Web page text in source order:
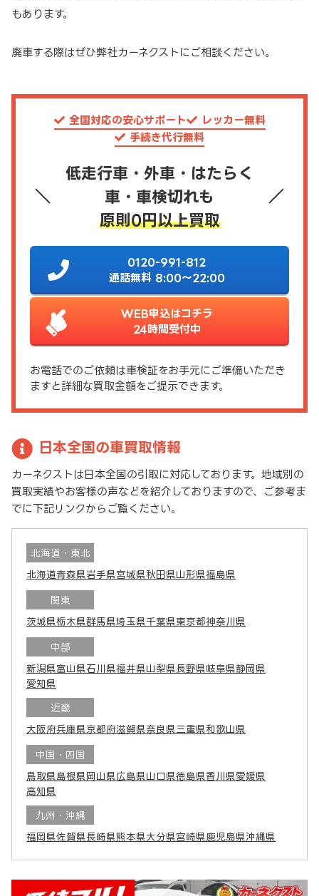
もあります。
廃車する際はぜひ弊社カーネクストにご相談ください。
全国対応の安心サポート
レッカー無料
手続き代行無料
低走行車・外車・はたらく
車・車検切れも
原則0円以上買取
0120-991-812
通話無料 8:00～22:00
WEB申込はコチラ
24時間受付中
お電話でのご依頼は車検証をお手元にご準備いただき
ますと詳細な買取金額をご提示できます。
日本全国の車買取情報
カーネクストは日本全国の引取に対応しております。地域別の
買取実績やお客様の声などを紹介しておりますので、ご参考ま
でに下記リンクからご覧ください。
北海道・東北
北海道青森県岩手県宮城県秋田県山形県福島県
関東
茨城県栃木県群馬県埼玉県千葉県東京都神奈川県
中部
新潟県富山県石川県福井県山梨県長野県岐阜県静岡県
愛知県
近畿
大阪府兵庫県京都府滋賀県奈良県 三重県和歌山県
中国・四国
鳥取県島根県岡山県広島県山口県徳島県香川県愛媛県
高知県
九州・沖縄
福岡県佐賀県長崎県熊本県大分県宮崎県鹿児島県沖縄県